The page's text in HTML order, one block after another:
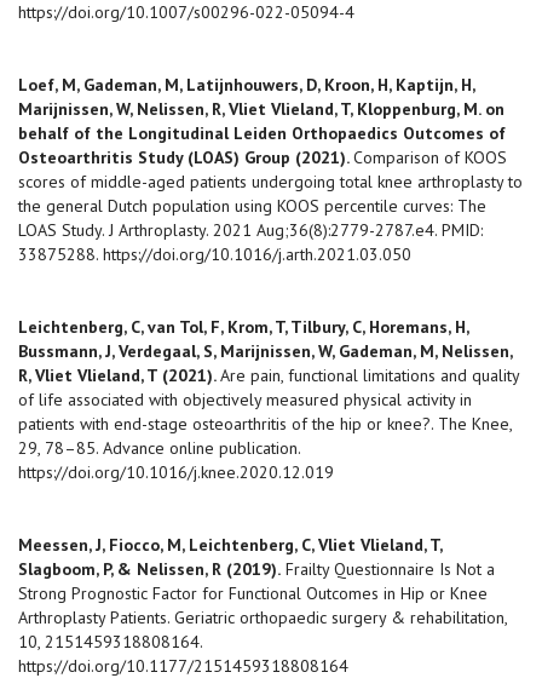
https://doi.org/10.1007/s00296-022-05094-4
Loef, M, Gademan, M, Latijnhouwers, D, Kroon, H, Kaptijn, H,
Marijnissen, W, Nelissen, R, Vliet Vlieland, T, Kloppenburg, M. on
behalf of the Longitudinal Leiden Orthopaedics Outcomes of
Osteoarthritis Study (LOAS) Group (2021).Comparison of KOOS
scores of middle-aged patients undergoing total knee arthroplasty to
the general Dutch population using KOOS percentile curves: The
LOAS Study. J Arthroplasty. 2021 Aug;36(8):2779-2787.e4. PMID:
33875288. https://doi.org/10.1016/j.arth.2021.03.050
Leichtenberg, C, van Tol, F, Krom, T, Tilbury, C, Horemans, H,
Bussmann, J, Verdegaal, S, Marijnissen, W, Gademan, M, Nelissen,
R, Vliet Vlieland, T (2021).Are pain, functional limitations and quality
of life associated with objectively measured physical activity in
patients with end-stage osteoarthritis of the hip or knee?. The Knee,
29, 78–85. Advance online publication.
https://doi.org/10.1016/j.knee.2020.12.019
Meessen, J, Fiocco, M, Leichtenberg, C, Vliet Vlieland, T,
Slagboom, P, & Nelissen, R (2019). Frailty Questionnaire Is Not a
Strong Prognostic Factor for Functional Outcomes in Hip or Knee
Arthroplasty Patients. Geriatric orthopaedic surgery & rehabilitation,
10, 2151459318808164.
https://doi.org/10.1177/2151459318808164